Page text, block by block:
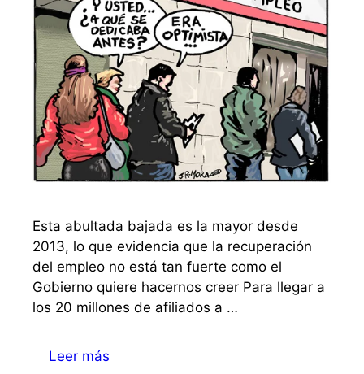
Esta abultada bajada es la mayor desde
2013, lo que evidencia que la recuperación
del empleo no está tan fuerte como el
Gobierno quiere hacernos creer Para llegar a
los 20 millones de afiliados a …
Leer más